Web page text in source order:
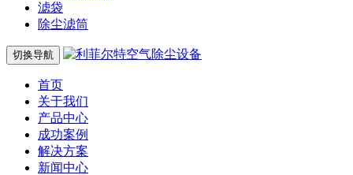
滤袋
除尘滤筒
切换导航
首页
关于我们
产品中心
成功案例
解决方案
新闻中心